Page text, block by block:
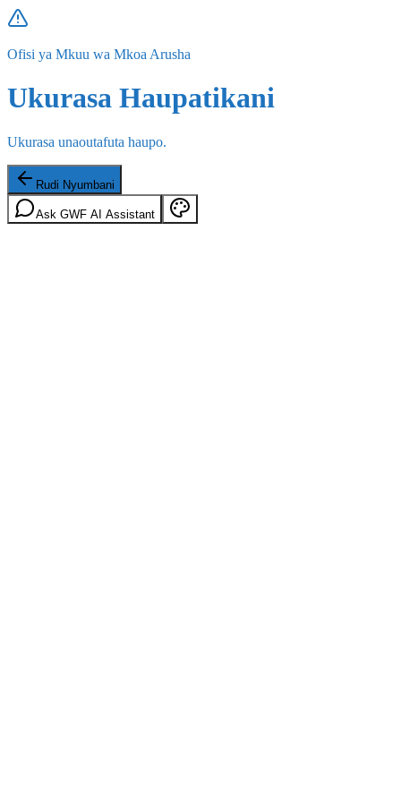
Ofisi ya Mkuu wa Mkoa Arusha
Ukurasa Haupatikani
Ukurasa unaoutafuta haupo.
Rudi Nyumbani
Ask GWF AI Assistant